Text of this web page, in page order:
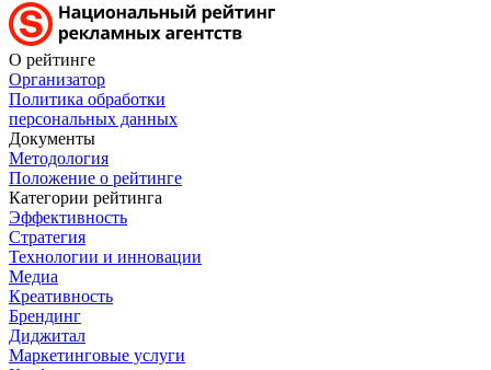
О рейтинге
Организатор
Политика обработки
персональных данных
Документы
Методология
Положение о рейтинге
Категории рейтинга
Эффективность
Стратегия
Технологии и инновации
Медиа
Креативность
Брендинг
Диджитал
Маркетинговые услуги